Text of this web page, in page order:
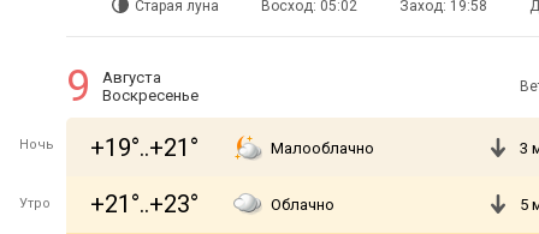
Старая луна Восход: 05:02 Заход: 19:58
9
Августа
Воскресенье
Ночь +19°..+21° Малооблачно 3
Утро +21°..+23° Облачно 5